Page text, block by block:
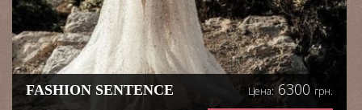
FASHION SENTENCE Цена: 6300 грн.